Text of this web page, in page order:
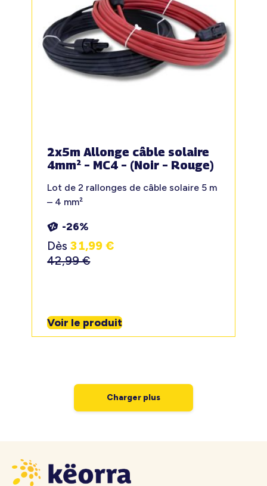
2x5m Allonge câble solaire
4mm² – MC4 – (Noir – Rouge)
Lot de 2 rallonges de câble solaire 5 m
– 4 mm²
-26%
Dès 31,99€
42,99€
Voir le produit
Charger plus